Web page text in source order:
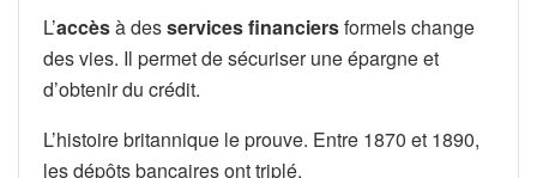
L’accèsà desservices financiersformels change
des vies. Il permet de sécuriser une épargne et
d’obtenir du crédit.
L’histoire britannique le prouve. Entre 1870 et 1890,
les dépôts bancaires ont triplé.